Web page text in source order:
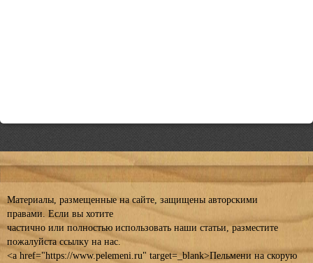
Материалы, размещенные на сайте, защищены авторскими
правами. Если вы хотите
частично или полностью использовать наши статьи, разместите
пожалуйста ссылку на нас.
<a href="https://www.pelemeni.ru" target=_blank>Пельмени на скорую